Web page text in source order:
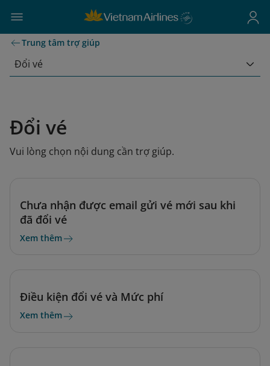
Trung tâm trợ giúp
Đổi vé
Đổi vé
Vui lòng chọn nội dung cần trợ giúp.
Chưa nhận được email gửi vé mới sau khi
đã đổi vé
Xem thêm
Điều kiện đổi vé và Mức phí
Xem thêm